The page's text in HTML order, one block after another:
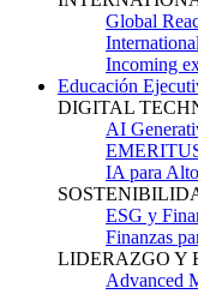
Global
Incoming
Educación
DIGITAL
AI
IA para
ESG y
Finanzas
LIDERAZGO Y
Advanced